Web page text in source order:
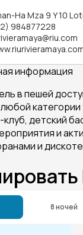
Ha Mza 9 Y 10
984877228
информация
в пешей
детский
и
и
8 ночей